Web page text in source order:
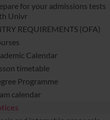
for your admissions tests
Univr
REQUIREMENTS (OFA)
Calendar
timetable
Programme
calendar